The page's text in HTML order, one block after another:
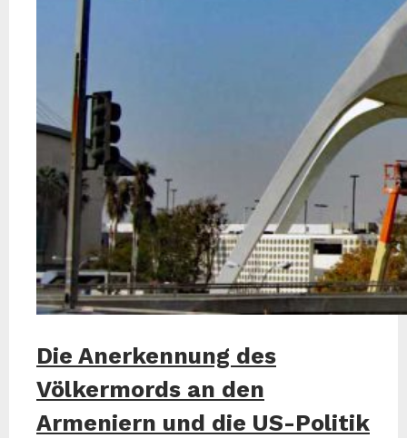
Die Anerkennung des
Völkermords an den
Armeniern und die US-Politik